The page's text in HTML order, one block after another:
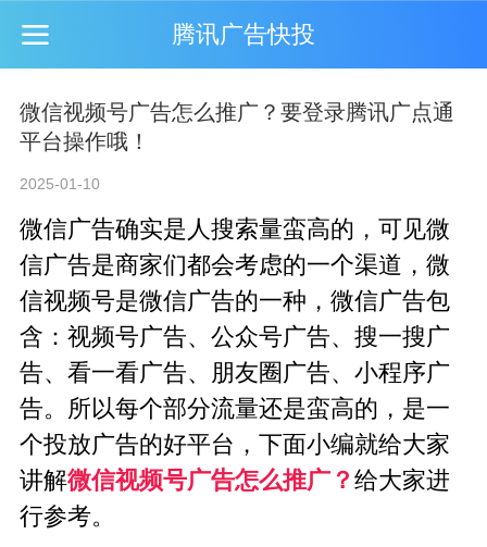
腾讯广告快投
微信视频号广告怎么推广？要登录腾讯广点通
平台操作哦！
2025-01-10
微信广告确实是人搜索量蛮高的，可见微
信广告是商家们都会考虑的一个渠道，微
信视频号是微信广告的一种，微信广告包
含：视频号广告、公众号广告、搜一搜广
告、看一看广告、朋友圈广告、小程序广
告。所以每个部分流量还是蛮高的，是一
个投放广告的好平台，下面小编就给大家
讲解微信视频号广告怎么推广？给大家进
行参考。